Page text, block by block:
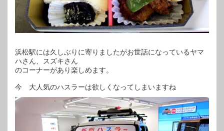
浜松駅には久しぶりに寄りましたがお世話になっているヤマ
ハさん、スズキさん
のコーナーがあり楽しめます。
今 大人気のハスラーは欲しくなってしまいますね